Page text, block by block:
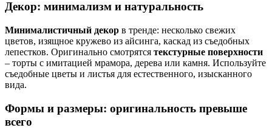
Декор: минимализм и натуральность
Минималистичный декор в тренде: несколько свежих
цветов, изящное кружево из айсинга, каскад из съедобных
лепестков. Оригинально смотрятся текстурные поверхности
– торты с имитацией мрамора, дерева или камня. Используйте
съедобные цветы и листья для естественного, изысканного
вида.
Формы и размеры: оригинальность превыше
всего